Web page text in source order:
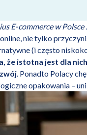
E-commerce w Polsce
nie tylko
(i często
że istotna jest dla
. Ponadto Polacy
opakowania –